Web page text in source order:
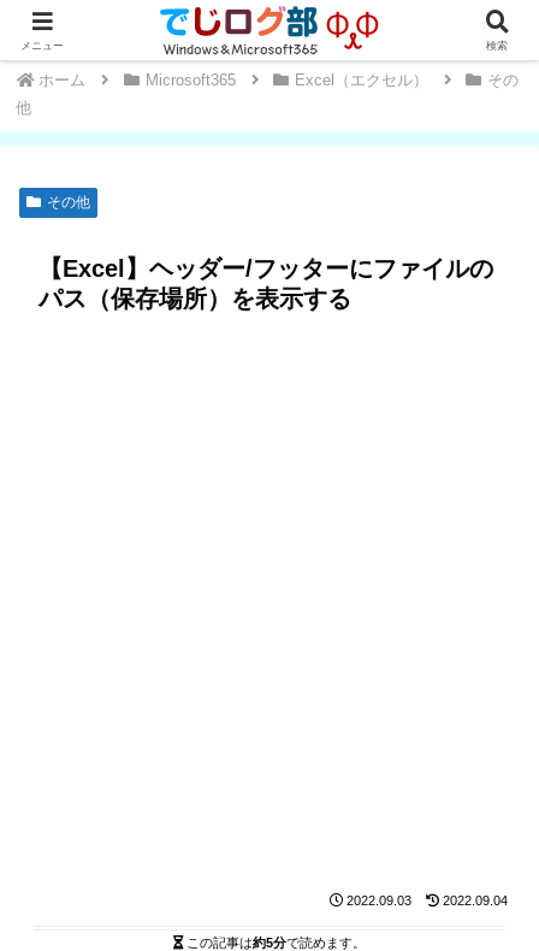
Windows・Office初心者～中級者向け★操作方法や便利な小技を学ぼう
ホーム Microsoft365 Excel（エクセル）
その
他
その他
【Excel】ヘッダー/フッターにファイルの
パス（保存場所）を表示する
2022.09.03 2022.09.04
この記事は約5分で読めます。
メニュー 検索